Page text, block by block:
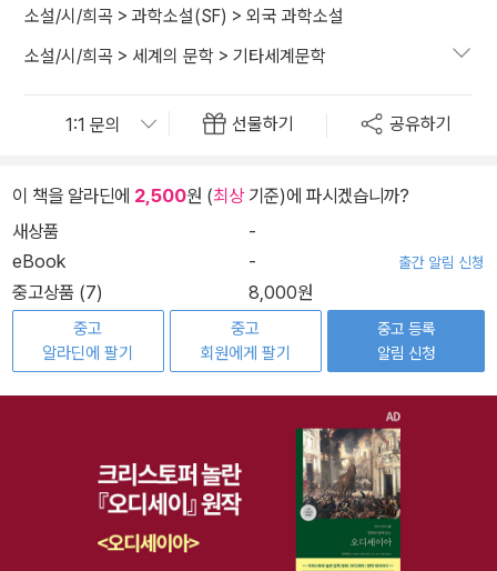
소설/시/희곡 > 과학소설(SF) > 외국 과학소설
소설/시/희곡 > 세계의 문학 > 기타세계문학
선물하기 공유하기
이 책을 알라딘에 2,500원 (최상기준)에 파시겠습니까?
새상품
-
eBook
- 출간 알림 신청
중고상품 (7) 8,000원
중고
알라딘에 팔기
중고
회원에게 팔기
중고 등록
알림 신청